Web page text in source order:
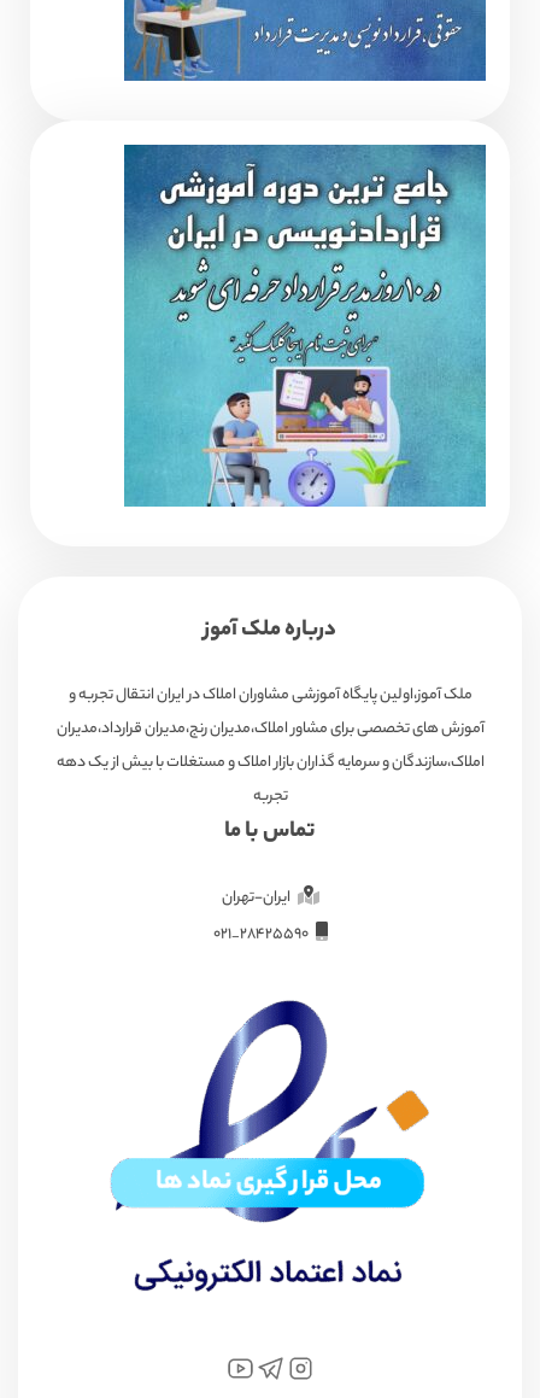
درباره ملک آموز
ملک آموز،اولین پایگاه آموزشی مشاوران املاک در ایران انتقال تجربه و
آموزش های تخصصی برای مشاور املاک،مدیران رنج،مدیران قرارداد،مدیران
املاک،سازندگان و سرمایه گذاران بازار املاک و مستغلات با بیش از یک دهه
تجربه
تماس با ما
ایران-تهران
28425590_021